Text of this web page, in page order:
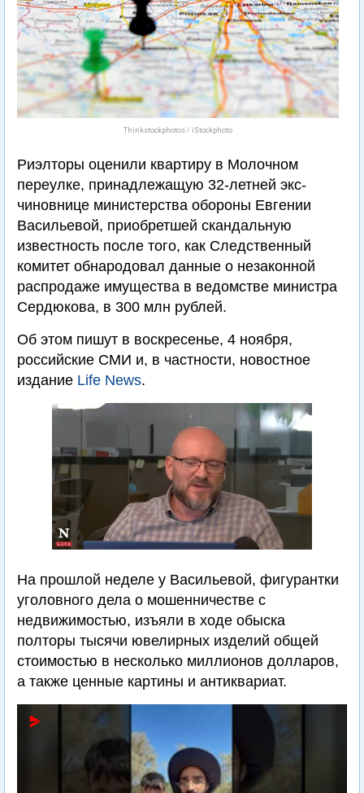
Thinkstockphotos / iStockphoto
Риэлторы оценили квартиру в Молочном
переулке, принадлежащую 32-летней экс-
чиновнице министерства обороны Евгении
Васильевой, приобретшей скандальную
известность после того, как Следственный
комитет обнародовал данные о незаконной
распродаже имущества в ведомстве министра
Сердюкова, в 300 млн рублей.
Об этом пишут в воскресенье, 4 ноября,
российские СМИ и, в частности, новостное
издание Life News.
На прошлой неделе у Васильевой, фигурантки
уголовного дела о мошенничестве с
недвижимостью, изъяли в ходе обыска
полторы тысячи ювелирных изделий общей
стоимостью в несколько миллионов долларов,
а также ценные картины и антиквариат.